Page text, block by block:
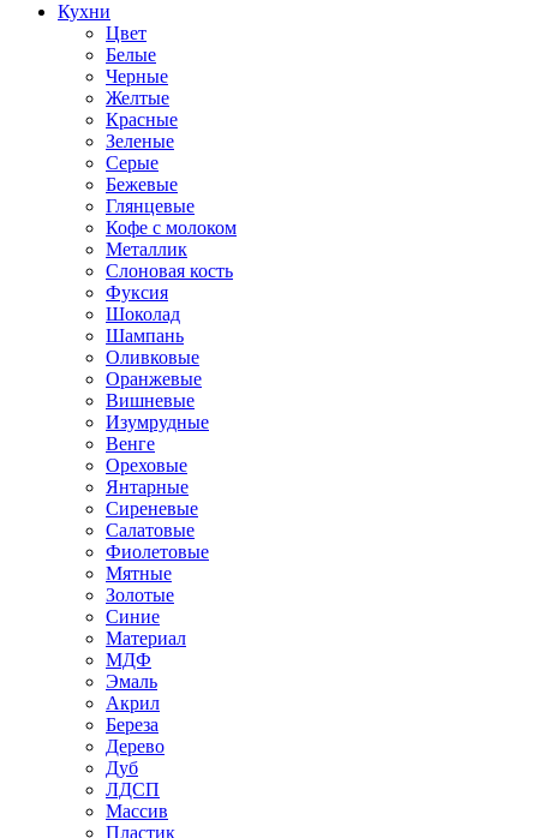
Кухни
Цвет
Белые
Черные
Желтые
Красные
Зеленые
Серые
Бежевые
Глянцевые
Кофе с молоком
Металлик
Слоновая кость
Фуксия
Шоколад
Шампань
Оливковые
Оранжевые
Вишневые
Изумрудные
Венге
Ореховые
Янтарные
Сиреневые
Салатовые
Фиолетовые
Мятные
Золотые
Синие
Материал
МДФ
Эмаль
Акрил
Береза
Дерево
Дуб
ЛДСП
Массив
Пластик